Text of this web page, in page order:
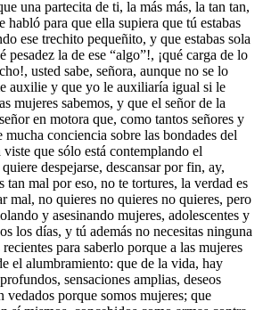
una partecita de ti, la más más, la tan tan,
habló para que ella supiera que tú estabas
ese trechito pequeñito, y que estabas sola
pesadez la de ese “algo”!, ¡qué carga de lo
usted sabe, señora, aunque no se lo
auxilie y que yo le auxiliaría igual si le
mujeres sabemos, y que el señor de la
en motora que, como tantos señores y
mucha conciencia sobre las bondades del
que sólo está contemplando el
despejarse, descansar por fin, ay,
tan mal por eso, no te tortures, la verdad es
mal, no quieres no quieres no quieres, pero
y asesinando mujeres, adolescentes y
los días, y tú además no necesitas ninguna
para saberlo porque a las mujeres
el alumbramiento: que de la vida, hay
sensaciones amplias, deseos
vedados porque somos mujeres; que